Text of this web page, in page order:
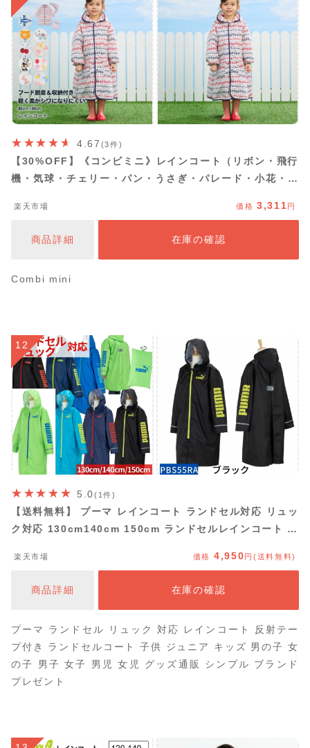
4.67 (3件)
【30%OFF】《コンビミニ》レインコート（リボン・飛行
機・気球・チェリー・パン・うさぎ・パレード・小花・ア
100cm 110cm 120cm 130cm | 子供 雨具 かっぱ ラン
楽天市場 価格 3,311円
商品詳細 在庫の確認
Combi mini
12
5.0(1件)
【送料無料】 プーマ レインコート ランドセル対応 リュッ
ク対応 130cm140cm 150cm ランドセルレインコート ラ
足 校外学習 キャンプ 子供 ジュニア PUMA かっこいい
楽天市場 価格 4,950円(送料無料)
商品詳細 在庫の確認
プーマ ランドセル リュック 対応 レインコート 反射テー
プ付き ランドセルコート 子供 ジュニア キッズ 男の子 女
の子 男子 女子 男児 女児 グッズ通販 シンプル ブランド
プレゼント